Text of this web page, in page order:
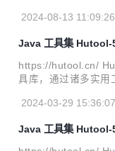
的管理，让广大用户
----- 此次更新请见
2024-08-13 11:09:26
Java 工具集 Hutool-
https://hutool.cn/
具库，通过诸多实用
字、集合、编码、日
需求。
------------ 距离上次
2024-03-29 15:36:07
Java 工具集 Hutool-